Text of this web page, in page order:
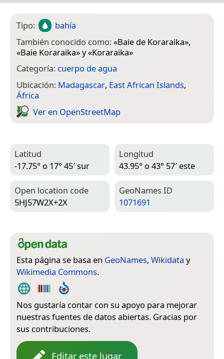
Tipo:
bahía
También conocido como:«Baie de Koraraika»,
«Baie Koraraika» y «Koraraika»
Categoría: cuerpo de agua
Ubicación: Madagascar, East African Islands,
África
Ver en Open­Street­Map
Latitud
-17.75° o 17° 45′ sur
Longitud
43.95° o 43° 57′ este
Open location code
5HJ57W2X+2X
Geo­Names ID
1071691
Esta página se basa en GeoNames, Wikidata y
Wikimedia Commons.
Nos gustaría contar con su apoyo para mejorar
nuestras fuentes de datos abiertas. Gracias por
sus contribuciones.
Editar este lugar